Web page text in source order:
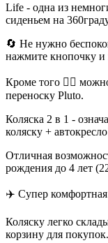
Life - одна из
сиденьем на
🔄 Не нужно
нажмите кнопочку
Кроме того ☝🏻
переноску Pluto.
Коляска 2 в 1 -
коляску +
Отличная
рождения до 4 лет
✈️ Супер комфортная
Коляску легко
корзину для покупок.